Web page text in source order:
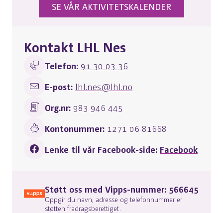
SE VÅR AKTIVITETSKALENDER
Kontakt LHL Nes
Telefon: 91 30 03 36
E-post: lhl.nes@lhl.no
Org.nr: 983 946 445
Kontonummer: 1271 06 81668
Lenke til vår Facebook-side: Facebook
Støtt oss med Vipps-nummer: 566645
Oppgir du navn, adresse og telefonnummer er
støtten fradragsberettiget.